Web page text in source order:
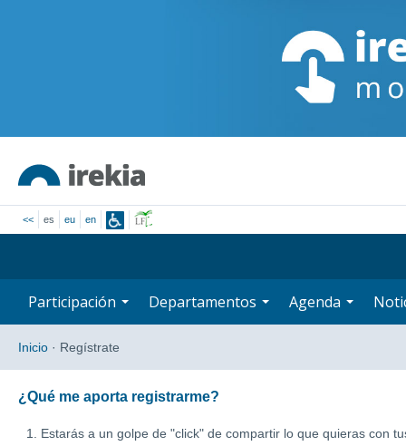
<< es eu en
Participación Departamentos Agenda
Inicio · Regístrate
¿Qué me aporta registrarme?
Estarás a un golpe de "click" de compartir lo que quieras con